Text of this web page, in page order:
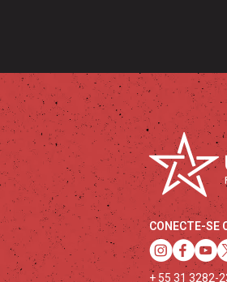
CONECTE-SE
+ 55 31 3282-